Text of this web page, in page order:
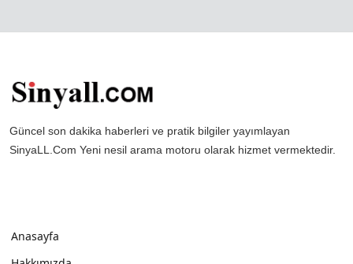
Güncel son dakika haberleri ve pratik bilgiler yayımlayan
SinyaLL.Com Yeni nesil arama motoru olarak hizmet vermektedir.
Anasayfa